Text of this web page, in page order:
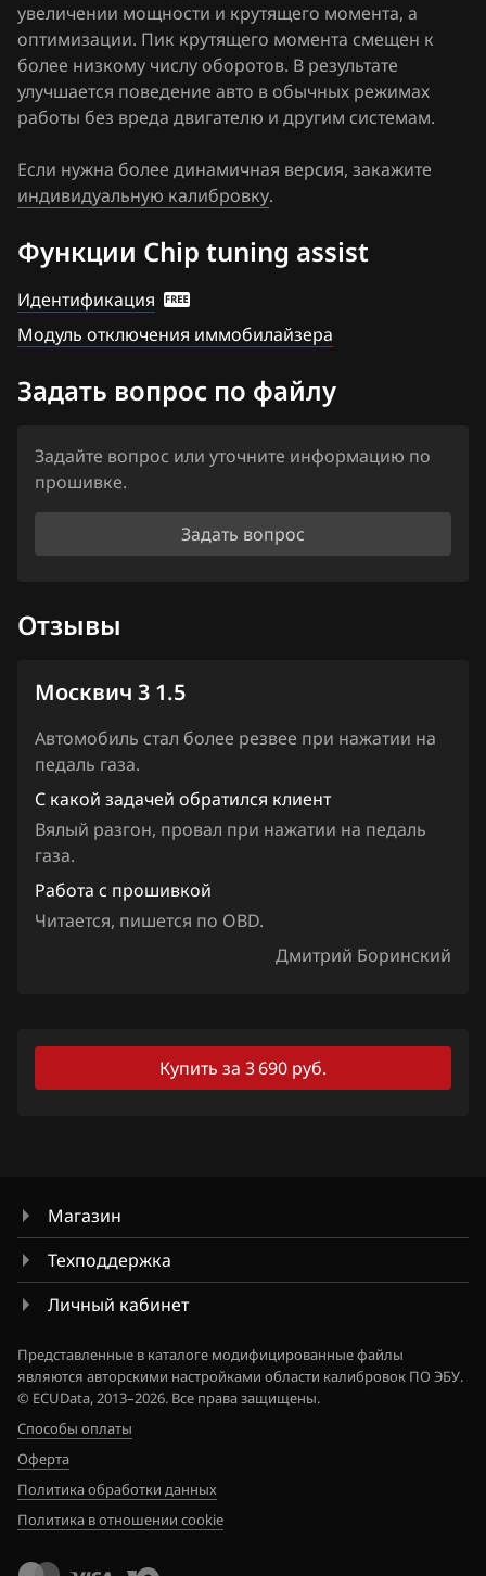
GMC
Great Wall
Groz
Haima
Haval
Hawtai
Honda
Hongqi
Hyundai
Infiniti
Iran Khodro
Iveco
JAC
Jaguar
Jeep
Jetour
Kaiyi
Lincoln
Livan
MAN
Maserati
Mazda
Mercedes-Benz
увеличении мощности и крутящего момента, а
оптимизации. Пик крутящего момента смещен к
более низкому числу оборотов. В результате
улучшается поведение авто в обычных режимах
работы без вреда двигателю и другим системам.
Если нужна более динамичная версия, закажите
индивидуальную калибровку.
Функции Chip tuning assist
Идентификация
Модуль отключения иммобилайзера
Задать вопрос по файлу
Задайте вопрос или уточните информацию по
прошивке.
Задать вопрос
Отзывы
Москвич 3 1.5
Автомобиль стал более резвее при нажатии на
педаль газа.
С какой задачей обратился клиент
Вялый разгон, провал при нажатии на педаль
газа.
Работа с прошивкой
Читается, пишется по OBD.
Дмитрий Боринский
Купить за 3 690 руб.
Магазин
Техподдержка
Личный кабинет
Представленные в каталоге модифицированные файлы
являются авторскими настройками области калибровок ПО ЭБУ.
© ECUData, 2013–2026. Все права защищены.
Способы оплаты
Оферта
Политика обработки данных
Политика в отношении cookie